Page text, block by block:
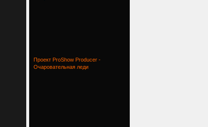
Проект ProShow Producer -
Очаровательная леди